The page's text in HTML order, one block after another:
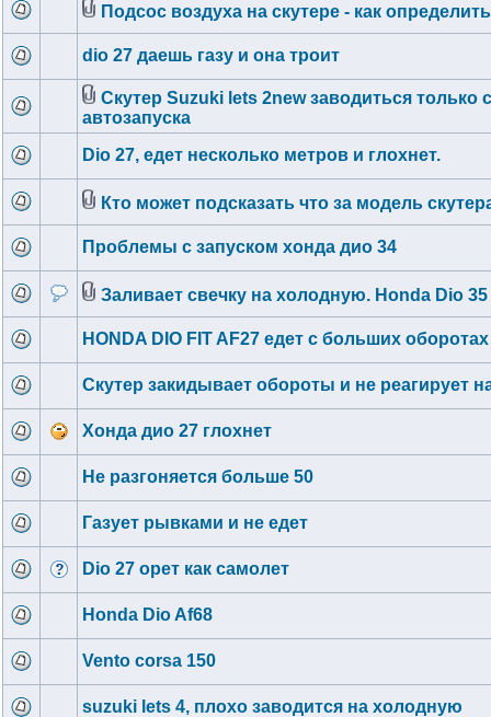
Подсос воздуха на скутере - как
dio 27 даешь газу и она троит
Скутер Suzuki lets 2new заводиться только с
автозапуска
Dio 27, едет несколько метров и глохнет.
Кто может подсказать что за модель
Проблемы с запуском хонда дио 34
Заливает свечку на холодную. Honda Dio 35
HONDA DIO FIT AF27 едет с больших оборотах
Скутер закидывает обороты и не реагирует
Хонда дио 27 глохнет
Не разгоняется больше 50
Газует рывками и не едет
Dio 27 орет как самолет
Honda Dio Af68
Vento corsa 150
suzuki lets 4, плохо заводится на холодную